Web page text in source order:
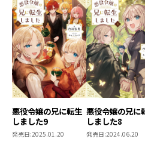
著者について
●内河弘児（Hiroko
本作でデビュー
なんと、コミック一巻も同時
出版社が違うのに両社で色々
当にありがたいことです。
小説と漫画では表現できるこ
小説を読んで漫画を読んでま
くあにてん世界を堪能できる
キャナリーヌ先生とよしまつ
悪役令嬢の兄に転生
しました9
発売日:2025.01.20
悪役令嬢の兄に
しました8
発売日:2024.06.20